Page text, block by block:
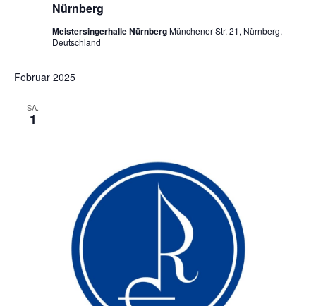
Nürnberg
Meistersingerhalle NürnbergMünchener Str. 21, Nürnberg,
Deutschland
Februar 2025
SA.
1